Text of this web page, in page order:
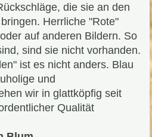
die sie an den
Herrliche "Rote"
auf anderen Bildern. So
sind sie nicht vorhanden.
ist es nicht anders. Blau
und
wir in glattköpfig seit
Qualität